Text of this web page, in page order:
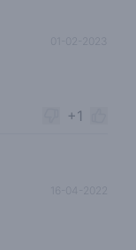
01-02-2023
+1